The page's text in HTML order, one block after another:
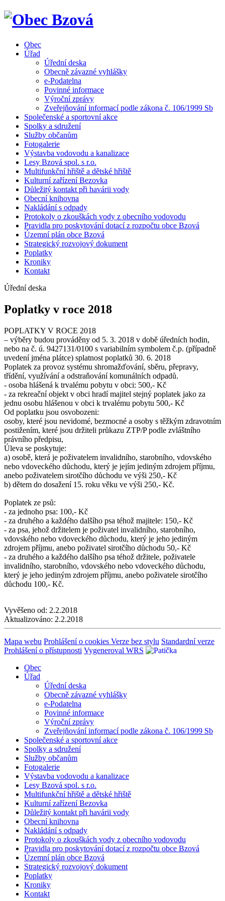
Obec
Úřad
Úřední deska
Obecně závazné vyhlášky
e-Podatelna
Povinné informace
Výroční zprávy
Zveřejňování informací podle zákona č. 106/1999 Sb
Společenské a sportovní akce
Spolky a sdružení
Služby občanům
Fotogalerie
Výstavba vodovodu a kanalizace
Lesy Bzová spol. s r.o.
Multifunkční hřiště a dětské hřiště
Kulturní zařízení Bezovka
Důležitý kontakt při havárii vody
Obecní knihovna
Nakládání s odpady
Protokoly o zkouškách vody z obecního vodovodu
Pravidla pro poskytování dotací z rozpočtu obce Bzová
Územní plán obce Bzová
Strategický rozvojový dokument
Poplatky
Kroniky
Kontakt
Úřední deska
Poplatky v roce 2018
POPLATKY V ROCE 2018
– výběry budou prováděny od 5. 3. 2018 v době úředních hodin,
nebo na č. ú. 9427131/0100 s variabilním symbolem č.p. (případně
uvedení jména plátce) splatnost poplatků 30. 6. 2018
Poplatek za provoz systému shromažďování, sběru, přepravy,
třídění, využívání a odstraňování komunálních odpadů.
- osoba hlášená k trvalému pobytu v obci: 500,- Kč
- za rekreační objekt v obci hradí majitel stejný poplatek jako za
jednu osobu hlášenou v obci k trvalému pobytu 500,- Kč
Od poplatku jsou osvobozeni:
osoby, které jsou nevidomé, bezmocné a osoby s těžkým zdravotním
postižením, které jsou držiteli průkazu ZTP/P podle zvláštního
právního předpisu,
Úleva se poskytuje:
a) osobě, která je poživatelem invalidního, starobního, vdovského
nebo vdoveckého důchodu, který je jejím jediným zdrojem příjmu,
anebo poživatelem sirotčího důchodu ve výši 250,- Kč
b) dětem do dosažení 15. roku věku ve výši 250,- Kč.
Poplatek ze psů:
- za jednoho psa: 100,- Kč
- za druhého a každého dalšího psa téhož majitele: 150,- Kč
- za psa, jehož držitelem je poživatel invalidního, starobního,
vdovského nebo vdoveckého důchodu, který je jeho jediným
zdrojem příjmu, anebo poživatel sirotčího důchodu 50,- Kč
- za druhého a každého dalšího psa téhož držitele, poživatele
invalidního, starobního, vdovského nebo vdoveckého důchodu,
který je jeho jediným zdrojem příjmu, anebo poživatele sirotčího
důchodu 100,- Kč.
Vyvěšeno od: 2.2.2018
Aktualizováno: 2.2.2018
Mapa webu Prohlášení o cookies Verze bez stylu Standardní verze
Prohlášení o přístupnosti Vygeneroval WRS
Obec
Úřad
Úřední deska
Obecně závazné vyhlášky
e-Podatelna
Povinné informace
Výroční zprávy
Zveřejňování informací podle zákona č. 106/1999 Sb
Společenské a sportovní akce
Spolky a sdružení
Služby občanům
Fotogalerie
Výstavba vodovodu a kanalizace
Lesy Bzová spol. s r.o.
Multifunkční hřiště a dětské hřiště
Kulturní zařízení Bezovka
Důležitý kontakt při havárii vody
Obecní knihovna
Nakládání s odpady
Protokoly o zkouškách vody z obecního vodovodu
Pravidla pro poskytování dotací z rozpočtu obce Bzová
Územní plán obce Bzová
Strategický rozvojový dokument
Poplatky
Kroniky
Kontakt